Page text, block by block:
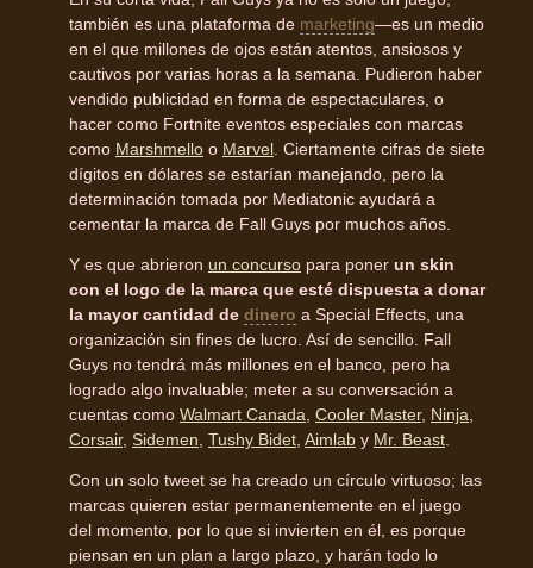
también es una plataforma de marketing—es un medio
en el que millones de ojos están atentos, ansiosos y
cautivos por varias horas a la semana. Pudieron haber
vendido publicidad en forma de espectaculares, o
hacer como Fortnite eventos especiales con marcas
como Marshmello o Marvel . Ciertamente cifras de siete
dígitos en dólares se estarían manejando, pero la
determinación tomada por Mediatonic ayudará a
cementar la marca de Fall Guys por muchos años.
Y es que abrieron un concurso para poner un skin
con el logo de la marca que esté dispuesta a donar
la mayor cantidad de dinero a Special Effects, una
organización sin fines de lucro. Así de sencillo. Fall
Guys no tendrá más millones en el banco, pero ha
logrado algo invaluable; meter a su conversación a
cuentas como Walmart Canada Cooler Master, Ninja
Corsair, Sidemen Tushy Bidet Aimlab y Mr. Beast
Con un solo tweet se ha creado un círculo virtuoso; las
marcas quieren estar permanentemente en el juego
del momento, por lo que si invierten en él, es porque
piensan en un plan a largo plazo, y harán todo lo